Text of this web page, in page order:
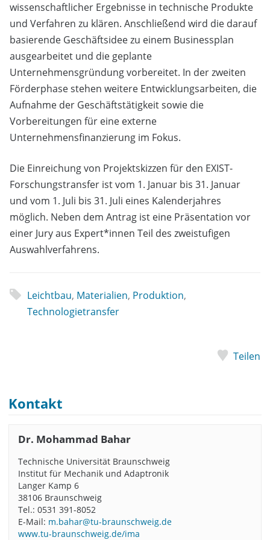
wissenschaftlicher Ergebnisse in technische Produkte
und Verfahren zu klären. Anschließend wird die darauf
basierende Geschäftsidee zu einem Businessplan
ausgearbeitet und die geplante
Unternehmensgründung vorbereitet. In der zweiten
Förderphase stehen weitere Entwicklungsarbeiten, die
Aufnahme der Geschäftstätigkeit sowie die
Vorbereitungen für eine externe
Unternehmensfinanzierung im Fokus.
Die Einreichung von Projektskizzen für den EXIST-
Forschungstransfer ist vom 1. Januar bis 31. Januar
und vom 1. Juli bis 31. Juli eines Kalenderjahres
möglich. Neben dem Antrag ist eine Präsentation vor
einer Jury aus Expert*innen Teil des zweistufigen
Auswahlverfahrens.
Leichtbau, Materialien, Produktion,
Technologietransfer
Teilen
Kontakt
Dr. Mohammad Bahar
Technische Universität Braunschweig
Institut für Mechanik und Adaptronik
Langer Kamp 6
38106 Braunschweig
Tel.: 0531 391-8052
E-Mail: m.bahar@tu-braunschweig.de
www.tu-braunschweig.de/ima